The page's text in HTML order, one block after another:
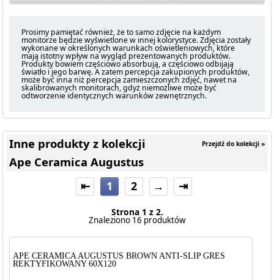
Prosimy pamiętać również, że to samo zdjęcie na każdym
monitorze będzie wyświetlone w innej kolorystyce. Zdjęcia zostały
wykonane w określonych warunkach oświetleniowych, które
mają istotny wpływ na wygląd prezentowanych produktów.
Produkty bowiem częściowo absorbują, a częściowo odbijają
światło i jego barwę. A zatem percepcja zakupionych produktów,
może być inna niż percepcja zamieszczonych zdjęć, nawet na
skalibrowanych monitorach, gdyż niemożliwe może być
odtworzenie identycznych warunków zewnętrznych.
Przejdź do kolekcji »
Inne produkty z kolekcji
Ape Ceramica Augustus
⇤ 1 2 → ⇥
Strona 1 z 2.
Znaleziono 16 produktów
APE CERAMICA AUGUSTUS BROWN ANTI-SLIP GRES
REKTYFIKOWANY 60X120